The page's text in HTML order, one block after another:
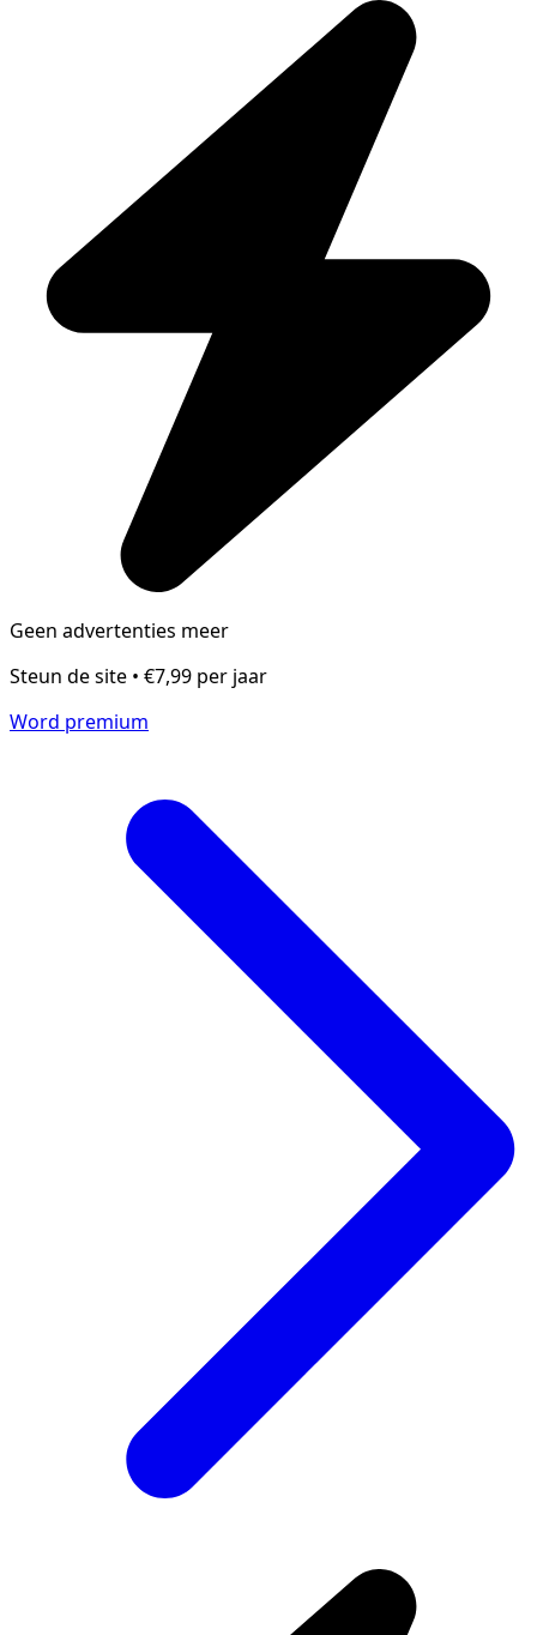
Geen advertenties meer
Steun de site • €7,99 per jaar
Word premium